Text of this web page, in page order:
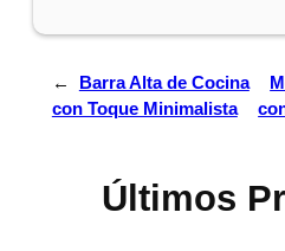
←
Barra Alta de Cocina
con Toque Minimalista
Últimos